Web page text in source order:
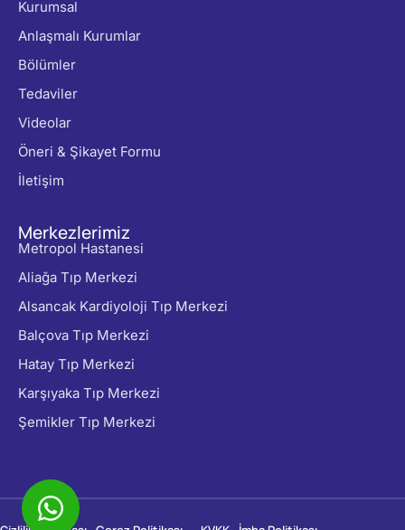
Kurumsal
Anlaşmalı Kurumlar
Bölümler
Tedaviler
Videolar
Öneri & Şikayet Formu
İletişim
Merkezlerimiz
Metropol Hastanesi
Aliağa Tıp Merkezi
Alsancak Kardiyoloji Tıp Merkezi
Balçova Tıp Merkezi
Hatay Tıp Merkezi
Karşıyaka Tıp Merkezi
Şemikler Tıp Merkezi